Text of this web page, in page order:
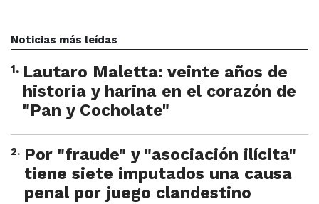
Noticias más leídas
1. Lautaro Maletta: veinte años de
historia y harina en el corazón de
"Pan y Cocholate"
2. Por "fraude" y "asociación ilícita"
tiene siete imputados una causa
penal por juego clandestino